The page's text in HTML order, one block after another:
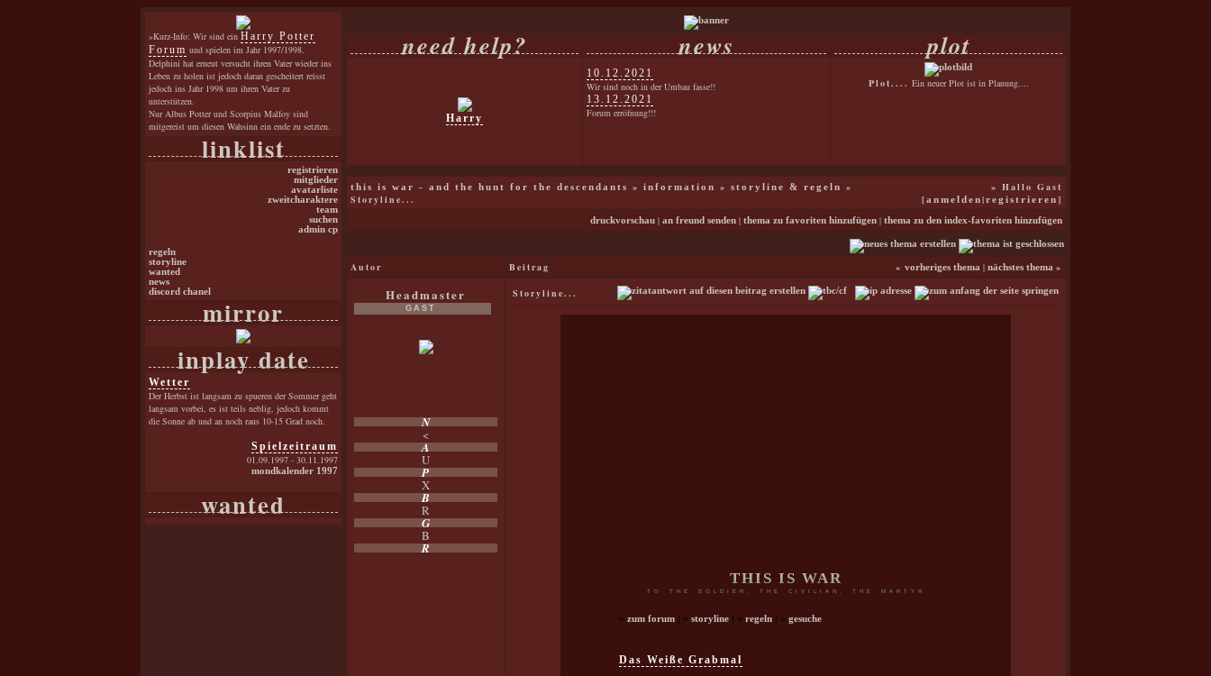
»Kurz-Info: Wir sind ein Harry Potter
Forum und spielen im Jahr 1997/1998.
Delphini hat erneut versucht ihren Vater wieder ins
Leben zu holen ist jedoch daran gescheitert reisst
jedoch ins Jahr 1998 um ihren Vater zu
unterstützen.
Nur Albus Potter und Scorpius Malfoy sind
mitgereist um diesen Wahsinn ein ende zu setzten.
linklist
registrieren
mitglieder
avatarliste
zweitcharaktere
team
suchen
admin cp
regeln
storyline
wanted
news
discord chanel
mirror
inplay date
Wetter
Der Herbst ist langsam zu spueren der Sommer geht
langsam vorbei, es ist teils neblig, jedoch kommt
die Sonne ab und an noch raus 10-15 Grad noch.
Spielzeitraum
01.09.1997 - 30.11.1997
mondkalender 1997
wanted
need help? news plot
Harry
10.12.2021
Wir sind noch in der Umbau fasse!!
13.12.2021
Forum erröfnung!!!
Plot.... Ein neuer Plot ist in Planung....
this is war - and the hunt for the descendants » information » storyline & regeln
»
Storyline...
» Hallo Gast
[anmelden|registrieren]
druckvorschau | an freund senden | thema zu favoriten hinzufügen | thema zu den index-favoriten hinzufügen
Autor Beitrag « vorheriges thema | nächstes thema »
Headmaster
GAST
N
<
A
U
P
X
B
R
G
B
R
Storyline...
THIS IS WAR
TO THE SOLDIER, THE CIVILIAN, THE MARTYR
» zum forum | » storyline | » regeln | » gesuche
Das Weiße Grabmal